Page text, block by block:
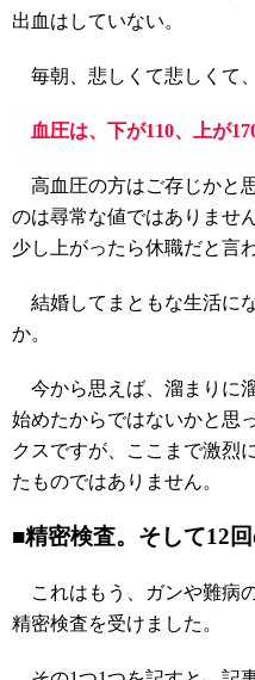
出血はしていない。
毎朝、悲しくて悲しくて
血圧は、下が110、上が170
高血圧の方はご存じかと
のは尋常な値ではありませ
少し上がったら休職だと言
結婚してまともな生活に
か。
今から思えば、溜まりに
始めたからではないかと思
クスですが、ここまで激烈
たものではありません。
■精密検査。そして12
これはもう、ガンや難病
精密検査を受けました。